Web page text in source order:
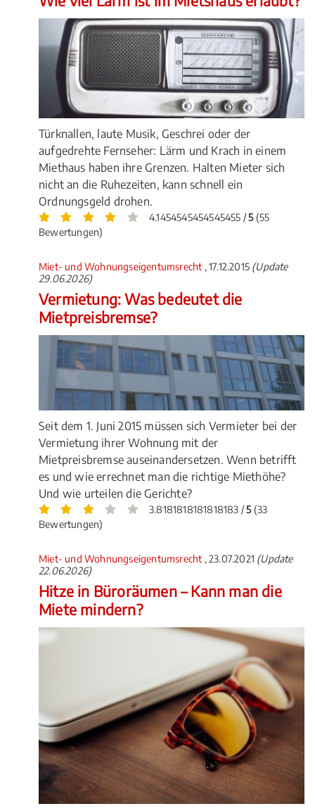
Türknallen, laute Musik, Geschrei oder der
aufgedrehte Fernseher: Lärm und Krach in einem
Miethaus haben ihre Grenzen. Halten Mieter sich
nicht an die Ruhezeiten, kann schnell ein
Ordnungsgeld drohen.
4.1454545454545455 /5(55
Bewertungen)
Miet- und Wohnungseigentumsrecht , 17.12.2015 (Update
29.06.2026)
Vermietung: Was bedeutet die
Mietpreisbremse?
Seit dem 1. Juni 2015 müssen sich Vermieter bei der
Vermietung ihrer Wohnung mit der
Mietpreisbremse auseinandersetzen. Wenn betrifft
es und wie errechnet man die richtige Miethöhe?
Und wie urteilen die Gerichte?
3.8181818181818183 /5(33
Bewertungen)
Miet- und Wohnungseigentumsrecht , 23.07.2021 (Update
22.06.2026)
Hitze in Büroräumen – Kann man die
Miete mindern?